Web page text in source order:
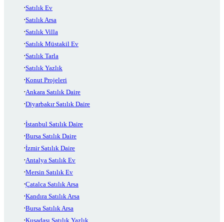
Satılık Ev
Satılık Arsa
Satılık Villa
Satılık Müstakil Ev
Satılık Tarla
Satılık Yazlık
Konut Projeleri
Ankara Satılık Daire
Diyarbakır Satılık Daire
İstanbul Satılık Daire
Bursa Satılık Daire
İzmir Satılık Daire
Antalya Satılık Ev
Mersin Satılık Ev
Çatalca Satılık Arsa
Kandıra Satılık Arsa
Bursa Satılık Arsa
Kuşadası Satılık Yazlık